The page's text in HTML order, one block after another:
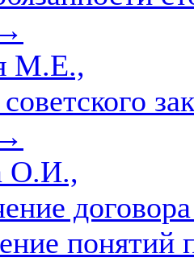
М.Е.,
О.И.,
понятий